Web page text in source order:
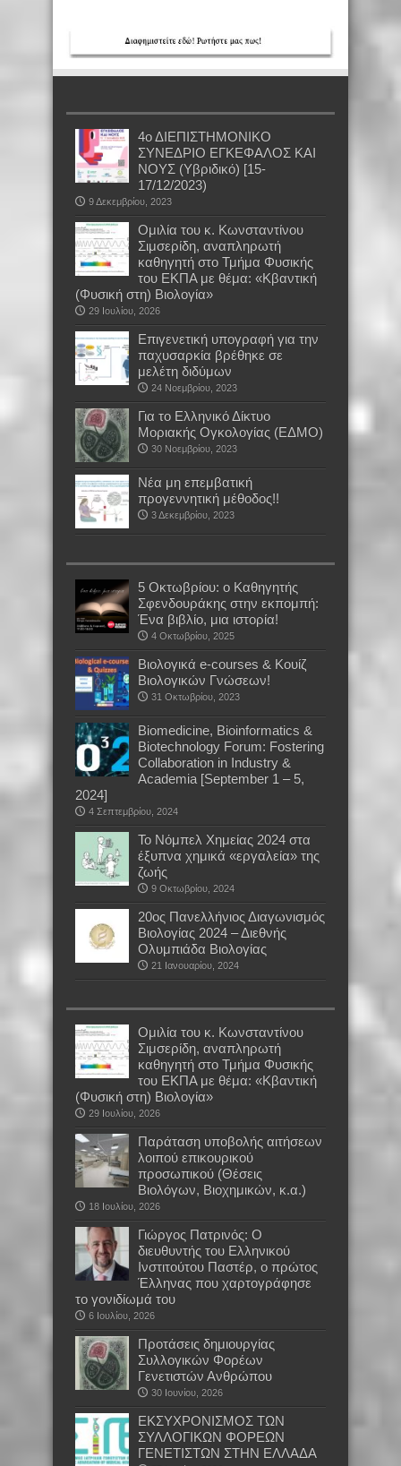
4ο ΔΙΕΠΙΣΤΗΜΟΝΙΚΟ
ΣΥΝΕΔΡΙΟ ΕΓΚΕΦΑΛΟΣ ΚΑΙ
ΝΟΥΣ (Υβριδικό) [15-
17/12/2023)
9 Δεκεμβρίου, 2023
Oμιλία του κ. Κωνσταντίνου
Σιμσερίδη, αναπληρωτή
καθηγητή στο Τμήμα Φυσικής
του ΕΚΠΑ με θέμα: «Κβαντική
(Φυσική στη) Βιολογία»
29 Ιουλίου, 2026
Επιγενετική υπογραφή για την
παχυσαρκία βρέθηκε σε
μελέτη διδύμων
24 Νοεμβρίου, 2023
Για το Ελληνικό Δίκτυο
Μοριακής Ογκολογίας (ΕΔΜΟ)
30 Νοεμβρίου, 2023
Νέα μη επεμβατική
προγεννητική μέθοδος!!
3 Δεκεμβρίου, 2023
5 Οκτωβρίου: ο Καθηγητής
Σφενδουράκης στην εκπομπή:
Ένα βιβλίο, μια ιστορία!
4 Οκτωβρίου, 2025
Βιολογικά e-courses & Κουίζ
Βιολογικών Γνώσεων!
31 Οκτωβρίου, 2023
Biomedicine, Bioinformatics &
Biotechnology Forum: Fostering
Collaboration in Industry &
Academia [September 1 – 5,
2024]
4 Σεπτεμβρίου, 2024
Το Νόμπελ Χημείας 2024 στα
έξυπνα χημικά «εργαλεία» της
ζωής
9 Οκτωβρίου, 2024
20ος Πανελλήνιος Διαγωνισμός
Βιολογίας 2024 – Διεθνής
Ολυμπιάδα Βιολογίας
21 Ιανουαρίου, 2024
Oμιλία του κ. Κωνσταντίνου
Σιμσερίδη, αναπληρωτή
καθηγητή στο Τμήμα Φυσικής
του ΕΚΠΑ με θέμα: «Κβαντική
(Φυσική στη) Βιολογία»
29 Ιουλίου, 2026
Παράταση υποβολής αιτήσεων
λοιπού επικουρικού
προσωπικού (Θέσεις
Βιολόγων, Βιοχημικών, κ.α.)
18 Ιουλίου, 2026
Γιώργος Πατρινός: Ο
διευθυντής του Ελληνικού
Ινστιτούτου Παστέρ, ο πρώτος
Έλληνας που χαρτογράφησε
το γονιδίωμά του
6 Ιουλίου, 2026
Προτάσεις δημιουργίας
Συλλογικών Φορέων
Γενετιστών Ανθρώπου
30 Ιουνίου, 2026
EKΣΥΧΡΟΝΙΣΜΟΣ ΤΩΝ
ΣΥΛΛΟΓΙΚΩΝ ΦΟΡΕΩΝ
ΓΕΝΕΤΙΣΤΩΝ ΣΤΗΝ ΕΛΛΑΔΑ